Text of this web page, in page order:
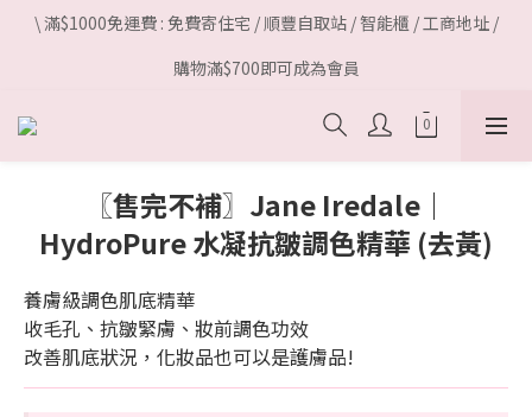
\ 滿$1000免運費 : 免費寄住宅 / 順豐自取站 / 智能櫃 / 工商地址 /
購物滿$700即可成為會員
〖售完不補〗Jane Iredale｜
HydroPure 水凝抗皺調色精華 (去黃)
養膚級調色肌底精華
收毛孔、抗皺緊膚、妝前調色功效
改善肌底狀況，化妝品也可以是護膚品!